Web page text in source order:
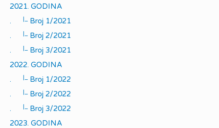
2021. GODINA
.
|_
Broj 1/2021
.
|_
Broj 2/2021
.
|_
Broj 3/2021
2022. GODINA
.
|_
Broj 1/2022
.
|_
Broj 2/2022
.
|_
Broj 3/2022
2023. GODINA